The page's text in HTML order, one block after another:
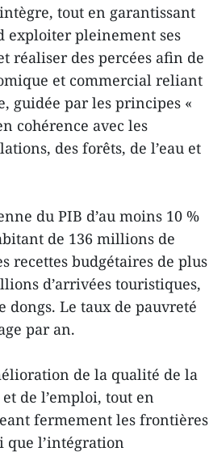
tout en garantissant
exploiter pleinement ses
réaliser des percées afin de
et commercial reliant
guidée par les principes «
cohérence avec les
des forêts, de l’eau et
du PIB d’au moins 10 %
de 136 millions de
recettes budgétaires de plus
d’arrivées touristiques,
Le taux de pauvreté
par an.
de la qualité de la
de l’emploi, tout en
fermement les frontières
l’intégration